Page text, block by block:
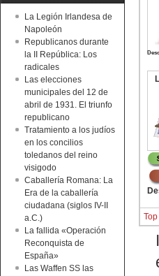
La Legión Irlandesa de
Napoleón
Republicanos durante
la II República: Los
radicales
Las elecciones
municipales del 12 de
abril de 1931. El triunfo
republicano
Tratamiento a los judíos
en los concilios
toledanos del reino
visigodo
Caballería Romana: La
Era de la caballería
ciudadana (siglos IV-II
a.C.)
La fallida «Operación
Reconquista de
España»
Las Waffen SS las
Top